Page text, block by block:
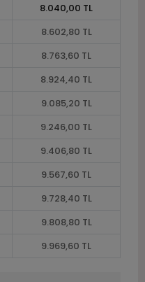
8.040,00 TL
8.602,80 TL
8.763,60 TL
8.924,40 TL
9.085,20 TL
9.246,00 TL
9.406,80 TL
9.567,60 TL
9.728,40 TL
9.808,80 TL
9.969,60 TL